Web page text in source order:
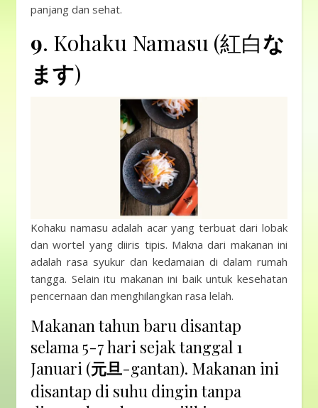
panjang dan sehat.
9. Kohaku Namasu (紅白な
ます)
Kohaku namasu adalah acar yang terbuat dari lobak
dan wortel yang diiris tipis. Makna dari makanan ini
adalah rasa syukur dan kedamaian di dalam rumah
tangga. Selain itu makanan ini baik untuk kesehatan
pencernaan dan menghilangkan rasa lelah.
Makanan tahun baru disantap
selama 5-7 hari sejak tanggal 1
Januari (元旦-gantan). Makanan ini
disantap di suhu dingin tanpa